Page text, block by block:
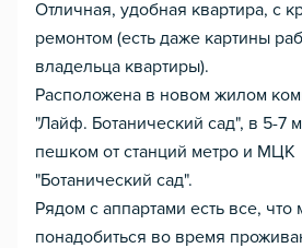
Отличная, удобная квартира, с
ремонтом (есть даже картины
владельца квартиры).
Расположена в новом жилом
"Лайф. Ботанический сад", в 5-7
пешком от станций метро и МЦК
"Ботанический сад".
Рядом с аппартами есть все, что
понадобиться во время